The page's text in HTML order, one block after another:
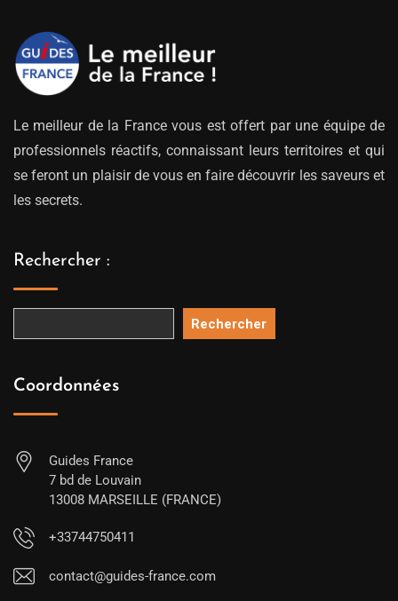
Le meilleur de la France vous est offert par une équipe de
professionnels réactifs, connaissant leurs territoires et qui
se feront un plaisir de vous en faire découvrir les saveurs et
les secrets.
Rechercher :
Rechercher
Coordonnées
Guides France
7 bd de Louvain
13008 MARSEILLE (FRANCE)
+33744750411
contact@guides-france.com